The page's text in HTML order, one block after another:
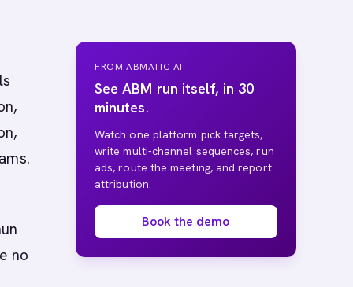
no
FROM ABMATIC AI
See ABM run itself, in 30
minutes.
Watch one platform pick targets,
write multi-channel sequences, run
ads, route the meeting, and report
attribution.
Book the demo